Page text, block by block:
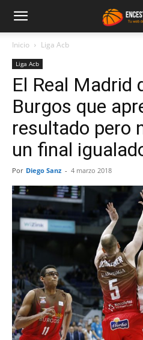
Inicio Liga Acb
Liga Acb
El Real Madrid
Burgos que
resultado pero
un final
Por Diego Sanz - 4 marzo 2018